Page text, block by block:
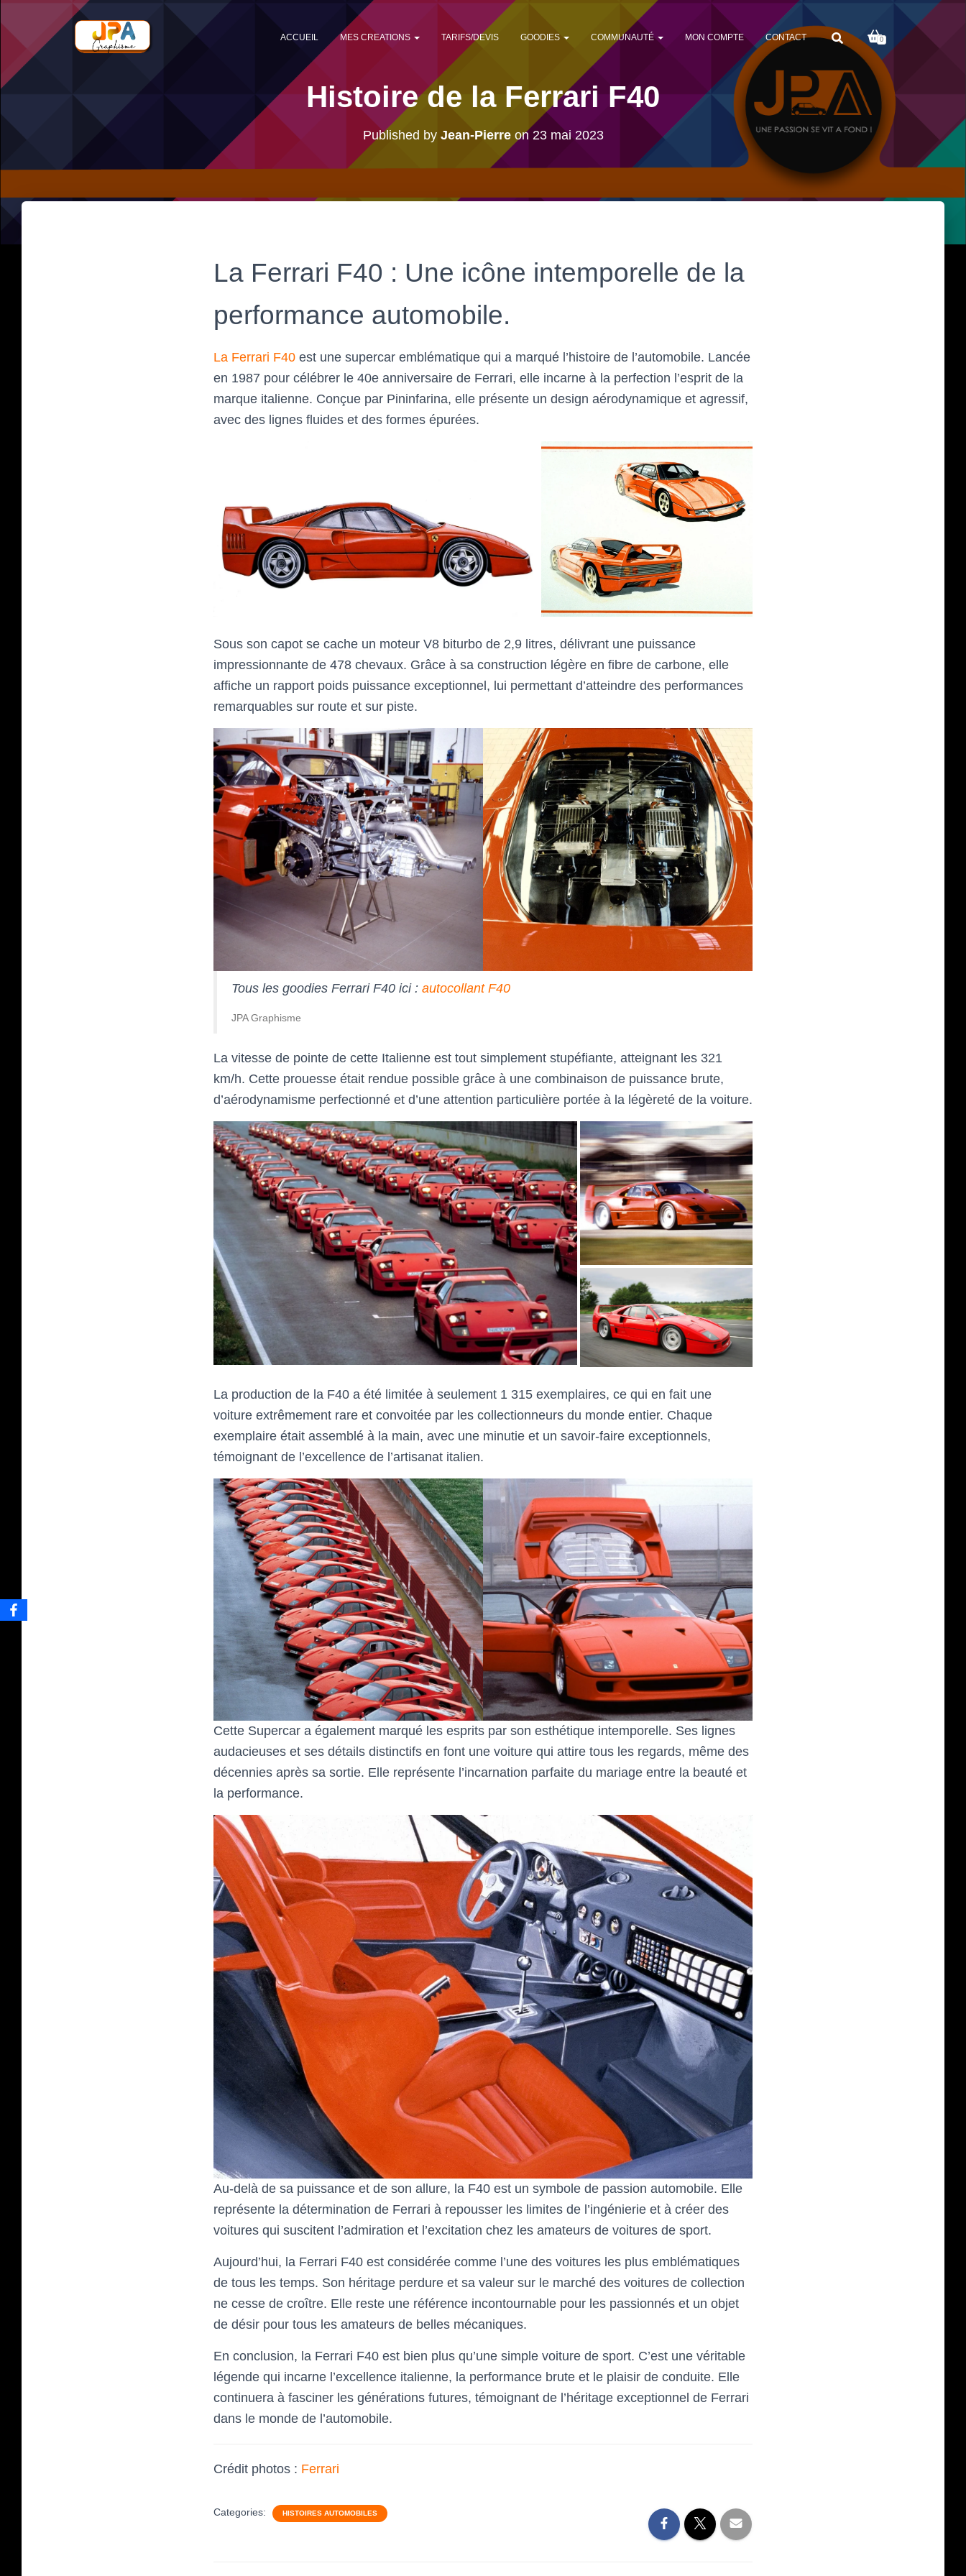
ACCUEIL MES CREATIONS TARIFS/DEVIS GOODIES COMMUNAUTÉ MON COMPTE CONTACT 0
Histoire de la Ferrari F40
Published by Jean-Pierreon 23 mai 2023
La Ferrari F40 : Une icône intemporelle de la
performance automobile.
La Ferrari F40 est une supercar emblématique qui a marqué l’histoire de l’automobile. Lancée
en 1987 pour célébrer le 40e anniversaire de Ferrari, elle incarne à la perfection l’esprit de la
marque italienne. Conçue par Pininfarina, elle présente un design aérodynamique et agressif,
avec des lignes fluides et des formes épurées.
Sous son capot se cache un moteur V8 biturbo de 2,9 litres, délivrant une puissance
impressionnante de 478 chevaux. Grâce à sa construction légère en fibre de carbone, elle
affiche un rapport poids puissance exceptionnel, lui permettant d’atteindre des performances
remarquables sur route et sur piste.
Tous les goodies Ferrari F40 ici : autocollant F40
JPA Graphisme
La vitesse de pointe de cette Italienne est tout simplement stupéfiante, atteignant les 321
km/h. Cette prouesse était rendue possible grâce à une combinaison de puissance brute,
d’aérodynamisme perfectionné et d’une attention particulière portée à la légèreté de la voiture.
La production de la F40 a été limitée à seulement 1 315 exemplaires, ce qui en fait une
voiture extrêmement rare et convoitée par les collectionneurs du monde entier. Chaque
exemplaire était assemblé à la main, avec une minutie et un savoir-faire exceptionnels,
témoignant de l’excellence de l’artisanat italien.
Cette Supercar a également marqué les esprits par son esthétique intemporelle. Ses lignes
audacieuses et ses détails distinctifs en font une voiture qui attire tous les regards, même des
décennies après sa sortie. Elle représente l’incarnation parfaite du mariage entre la beauté et
la performance.
Au-delà de sa puissance et de son allure, la F40 est un symbole de passion automobile. Elle
représente la détermination de Ferrari à repousser les limites de l’ingénierie et à créer des
voitures qui suscitent l’admiration et l’excitation chez les amateurs de voitures de sport.
Aujourd’hui, la Ferrari F40 est considérée comme l’une des voitures les plus emblématiques
de tous les temps. Son héritage perdure et sa valeur sur le marché des voitures de collection
ne cesse de croître. Elle reste une référence incontournable pour les passionnés et un objet
de désir pour tous les amateurs de belles mécaniques.
En conclusion, la Ferrari F40 est bien plus qu’une simple voiture de sport. C’est une véritable
légende qui incarne l’excellence italienne, la performance brute et le plaisir de conduite. Elle
continuera à fasciner les générations futures, témoignant de l’héritage exceptionnel de Ferrari
dans le monde de l’automobile.
Crédit photos : Ferrari
Categories: HISTOIRES AUTOMOBILES